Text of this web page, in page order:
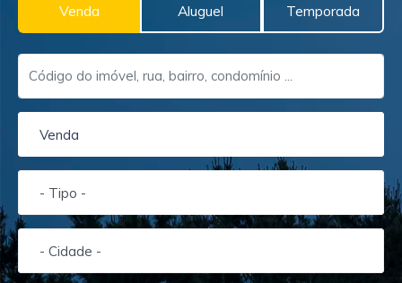
Venda Aluguel Temporada
Venda
- Tipo -
- Cidade -